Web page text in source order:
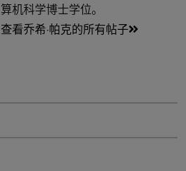
算机科学博士学位。
查看乔希·帕克的所有帖子